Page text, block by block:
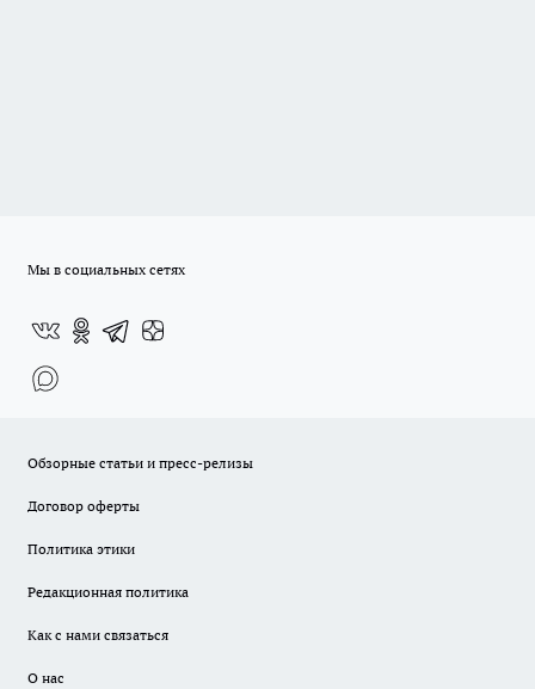
Мы в социальных сетях
Обзорные статьи и пресс-релизы
Договор оферты
Политика этики
Редакционная политика
Как с нами связаться
О нас